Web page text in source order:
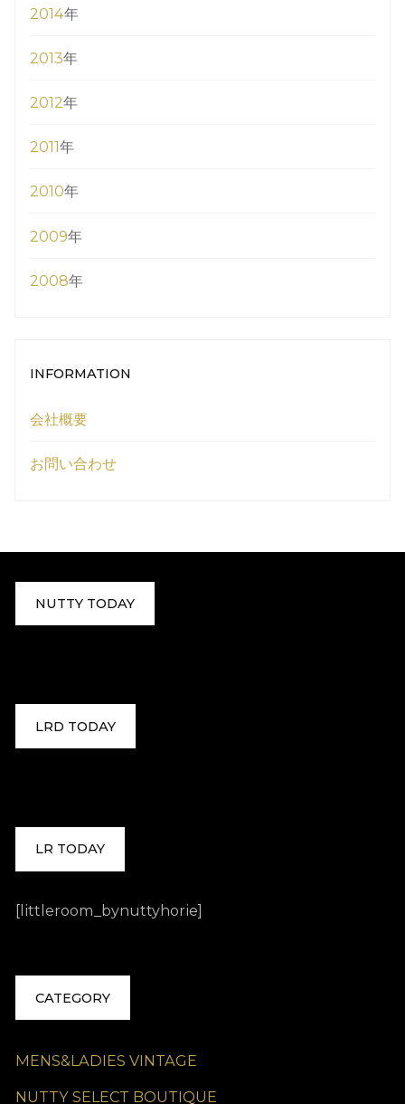
2014年
2013年
2012年
2011年
2010年
2009年
2008年
INFORMATION
会社概要
お問い合わせ
NUTTY TODAY
LRD TODAY
LR TODAY
[littleroom_bynuttyhorie]
CATEGORY
MENS&LADIES VINTAGE
NUTTY SELECT BOUTIQUE